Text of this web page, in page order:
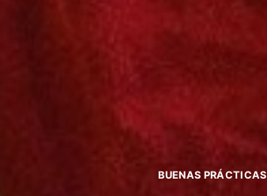
BUENAS PRÁCTICAS